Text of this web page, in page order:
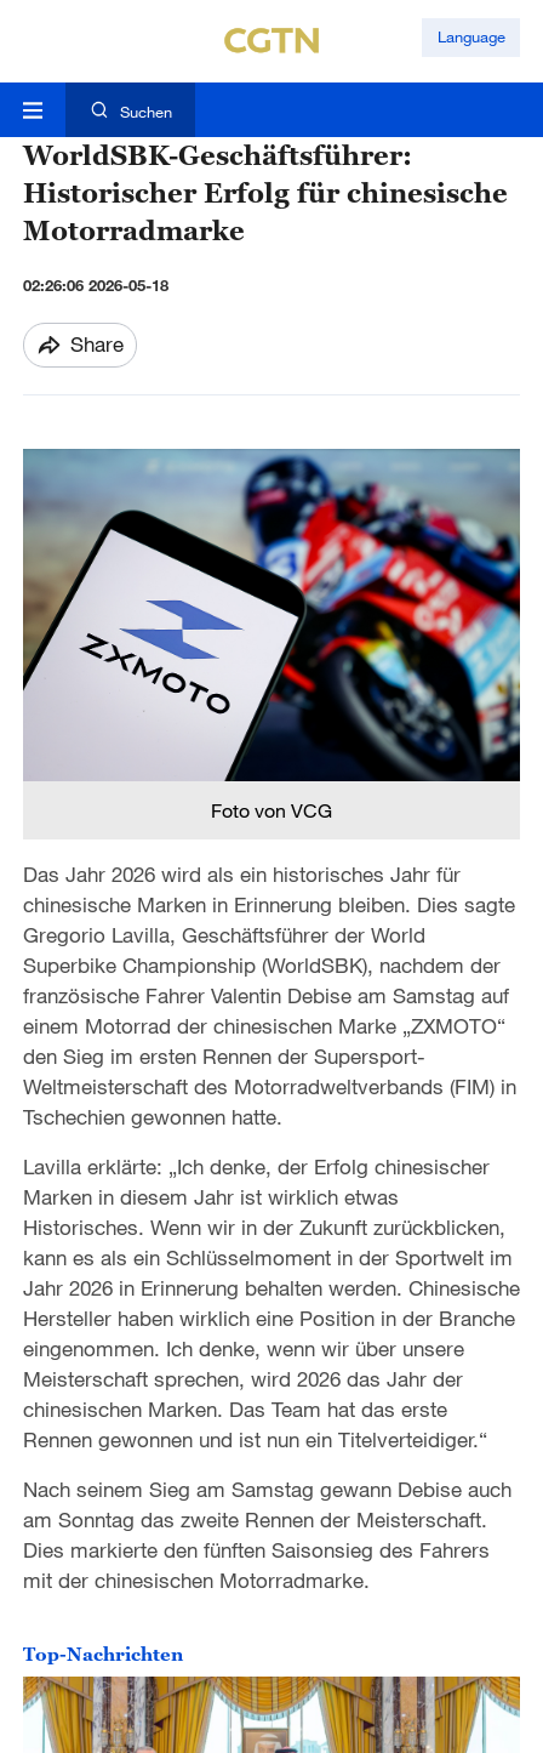
Language
Suchen
WorldSBK-Geschäftsführer:
Historischer Erfolg für chinesische
Motorradmarke
02:26:06 2026-05-18
Share
Foto von VCG
Das Jahr 2026 wird als ein historisches Jahr für
chinesische Marken in Erinnerung bleiben. Dies sagte
Gregorio Lavilla, Geschäftsführer der World
Superbike Championship (WorldSBK), nachdem der
französische Fahrer Valentin Debise am Samstag auf
einem Motorrad der chinesischen Marke „ZXMOTO“
den Sieg im ersten Rennen der Supersport-
Weltmeisterschaft des Motorradweltverbands (FIM) in
Tschechien gewonnen hatte.
Lavilla erklärte: „Ich denke, der Erfolg chinesischer
Marken in diesem Jahr ist wirklich etwas
Historisches. Wenn wir in der Zukunft zurückblicken,
kann es als ein Schlüsselmoment in der Sportwelt im
Jahr 2026 in Erinnerung behalten werden. Chinesische
Hersteller haben wirklich eine Position in der Branche
eingenommen. Ich denke, wenn wir über unsere
Meisterschaft sprechen, wird 2026 das Jahr der
chinesischen Marken. Das Team hat das erste
Rennen gewonnen und ist nun ein Titelverteidiger.“
Nach seinem Sieg am Samstag gewann Debise auch
am Sonntag das zweite Rennen der Meisterschaft.
Dies markierte den fünften Saisonsieg des Fahrers
mit der chinesischen Motorradmarke.
Top-Nachrichten